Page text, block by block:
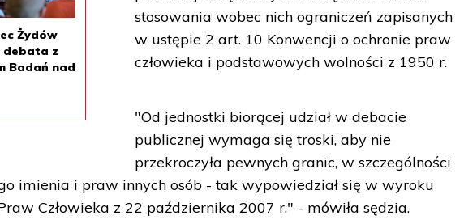
Żydów
debata z
Badań nad
stosowania wobec nich ograniczeń zapisanych
w ustępie 2 art. 10 Konwencji o ochronie praw
człowieka i podstawowych wolności z 1950 r.
"Od jednostki biorącej udział w debacie
publicznej wymaga się troski, aby nie
przekroczyła pewnych granic, w szczególności
imienia i praw innych osób - tak wypowiedział się w wyroku
Człowieka z 22 października 2007 r." - mówiła sędzia.